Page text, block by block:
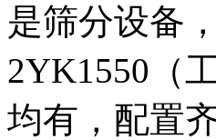
是筛分设备
2YK1550（
均有，配置